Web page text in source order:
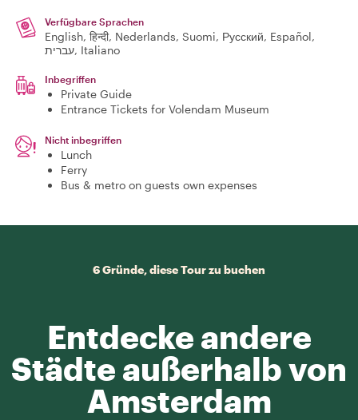
Verfügbare Sprachen
English, हिन्दी, Nederlands, Suomi, Русский, Español,
עברית, Italiano
Inbegriffen
Private Guide
Entrance Tickets for Volendam Museum
Nicht inbegriffen
Lunch
Ferry
Bus & metro on guests own expenses
6 Gründe, diese Tour zu buchen
Entdecke andere
Städte außerhalb von
Amsterdam